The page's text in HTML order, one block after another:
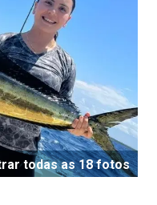
todas as 18 fotos